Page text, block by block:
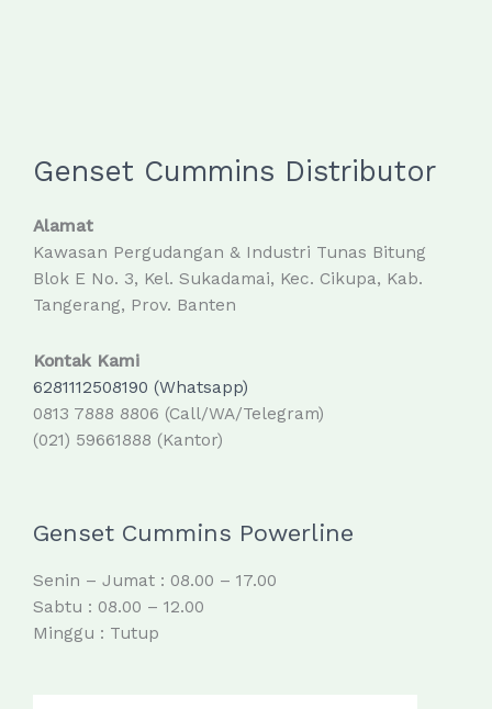
Genset Cummins Distributor
Alamat
Kawasan Pergudangan & Industri Tunas Bitung
Blok E No. 3, Kel. Sukadamai, Kec. Cikupa, Kab.
Tangerang, Prov. Banten
Kontak Kami
6281112508190 (Whatsapp)
0813 7888 8806 (Call/WA/Telegram)
(021) 59661888 (Kantor)
Genset Cummins Powerline
Senin – Jumat : 08.00 – 17.00
Sabtu : 08.00 – 12.00
Minggu : Tutup